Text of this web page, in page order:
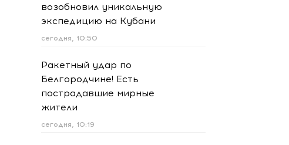
возобновил уникальную
экспедицию на Кубани
сегодня, 10:50
Ракетный удар по
Белгородчине! Есть
пострадавшие мирные
жители
сегодня, 10:19